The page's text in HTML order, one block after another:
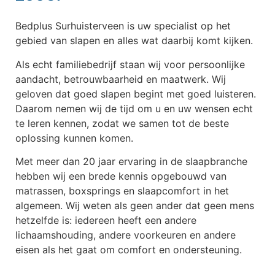
Bedplus Surhuisterveen is uw specialist op het
gebied van slapen en alles wat daarbij komt kijken.
Als echt familiebedrijf staan wij voor persoonlijke
aandacht, betrouwbaarheid en maatwerk. Wij
geloven dat goed slapen begint met goed luisteren.
Daarom nemen wij de tijd om u en uw wensen echt
te leren kennen, zodat we samen tot de beste
oplossing kunnen komen.
Met meer dan 20 jaar ervaring in de slaapbranche
hebben wij een brede kennis opgebouwd van
matrassen, boxsprings en slaapcomfort in het
algemeen. Wij weten als geen ander dat geen mens
hetzelfde is: iedereen heeft een andere
lichaamshouding, andere voorkeuren en andere
eisen als het gaat om comfort en ondersteuning.